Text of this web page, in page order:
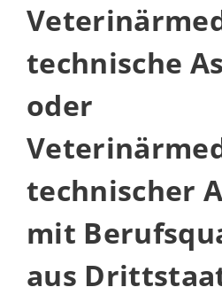
technische
oder
technischer
mit
aus